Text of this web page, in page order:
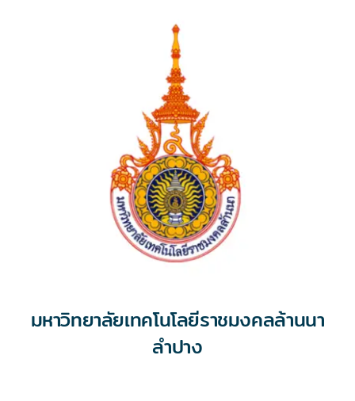
มหาวิทยาลัยเทคโนโลยีราชมงคลล้านนา
ลำปาง